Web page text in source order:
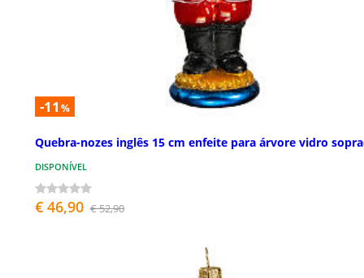
-11 %
Quebra-nozes inglês 15 cm enfeite para árvore vidro
DISPONÍVEL
€ 46,90 € 52,90